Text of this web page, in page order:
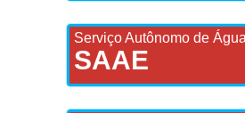
Serviço Autônomo de
SAAE